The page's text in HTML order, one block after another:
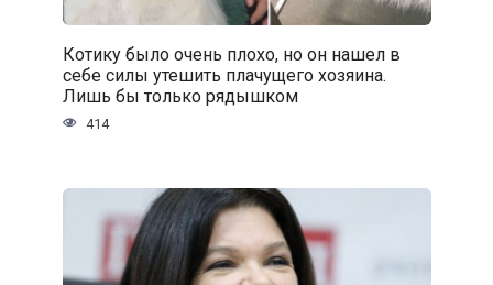
Котику было очень плохо, но он нашел в
себе силы утешить плачущего хозяина.
Лишь бы только рядышком
414